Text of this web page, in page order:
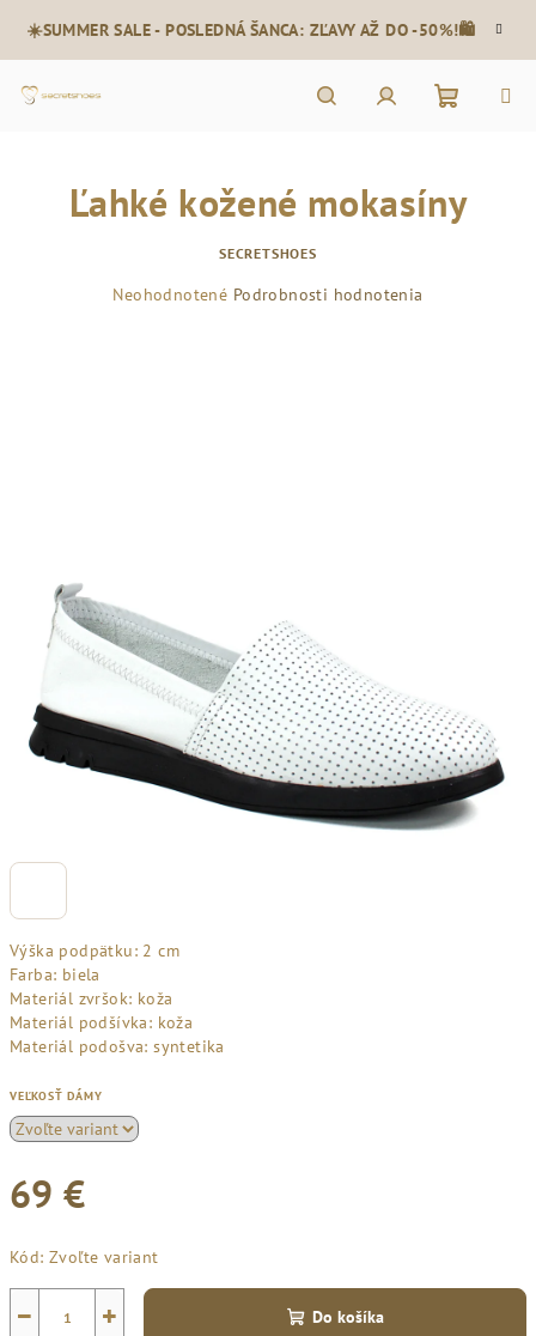
obsah
☀️SUMMER SALE - POSLEDNÁ ŠANCA: ZĽAVY AŽ DO -50%!🛍️
košík
Výška podpätku: 2 cm
Farba: biela
Materiál zvršok: koža
Materiál podšívka: koža
Materiál podošva: syntetika
VEĽKOSŤ DÁMY
69 €
cena:
Kód: Zvoľte variant
+
− Do košíka
Ľahké kožené mokasíny
SECRETSHOES
Priemerné
Neohodnotené Podrobnosti hodnotenia